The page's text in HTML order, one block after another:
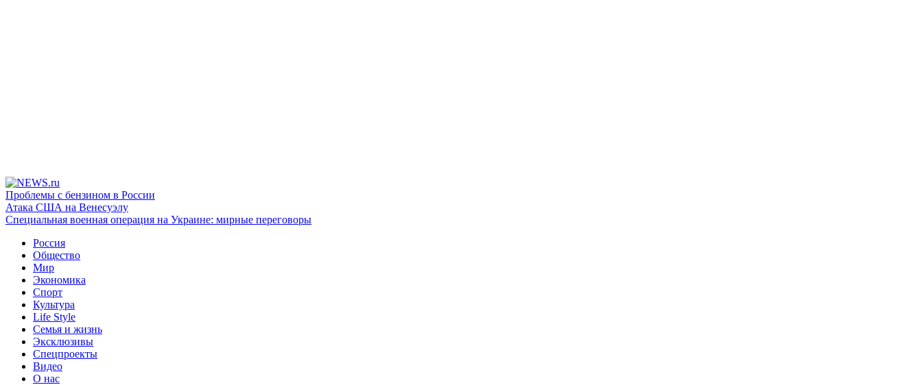
Проблемы с бензином в России
Атака США на Венесуэлу
Специальная военная операция на Украине: мирные переговоры
Россия
Общество
Мир
Экономика
Спорт
Культура
Life Style
Семья и жизнь
Эксклюзивы
Спецпроекты
Видео
О нас